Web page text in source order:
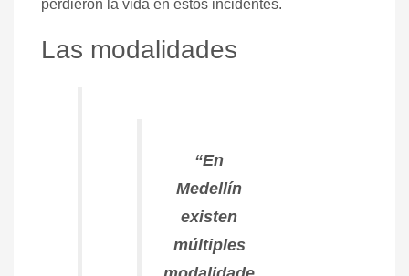
perdieron la vida en estos incidentes.
Las modalidades
“En
Medellín
existen
múltiples